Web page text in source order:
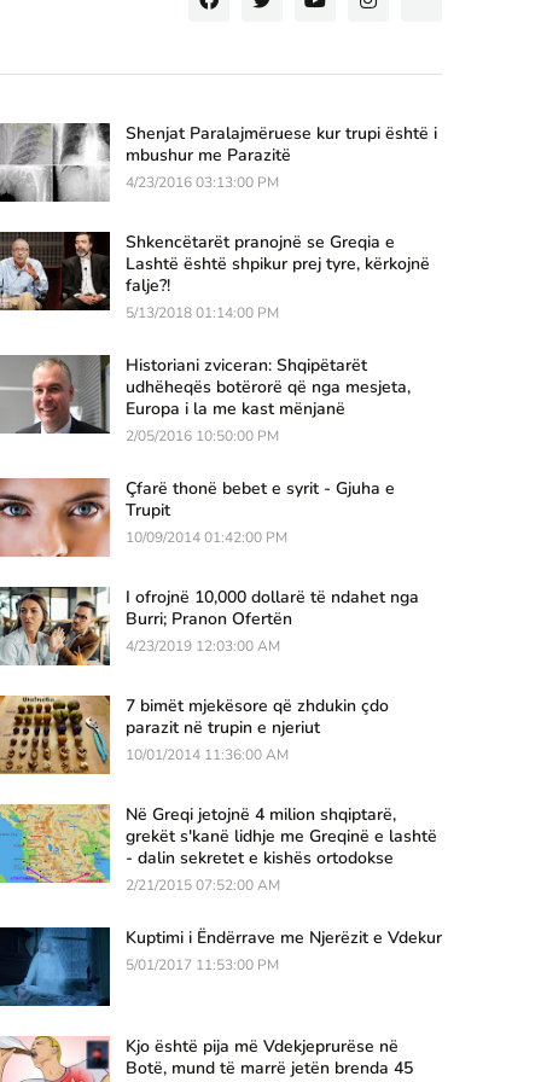
Shenjat Paralajmëruese kur trupi është i
mbushur me Parazitë
4/23/2016 03:13:00 PM
Shkencëtarët pranojnë se Greqia e
Lashtë është shpikur prej tyre, kërkojnë
falje?!
5/13/2018 01:14:00 PM
Historiani zviceran: Shqipëtarët
udhëheqës botërorë që nga mesjeta,
Europa i la me kast mënjanë
2/05/2016 10:50:00 PM
Çfarë thonë bebet e syrit - Gjuha e
Trupit
10/09/2014 01:42:00 PM
I ofrojnë 10,000 dollarë të ndahet nga
Burri; Pranon Ofertën
4/23/2019 12:03:00 AM
7 bimët mjekësore që zhdukin çdo
parazit në trupin e njeriut
10/01/2014 11:36:00 AM
Në Greqi jetojnë 4 milion shqiptarë,
grekët s'kanë lidhje me Greqinë e lashtë
- dalin sekretet e kishës ortodokse
2/21/2015 07:52:00 AM
Kuptimi i Ëndërrave me Njerëzit e Vdekur
5/01/2017 11:53:00 PM
Kjo është pija më Vdekjeprurëse në
Botë, mund të marrë jetën brenda 45